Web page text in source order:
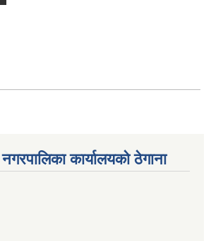
नगरपालिका कार्यालयको ठेगाना